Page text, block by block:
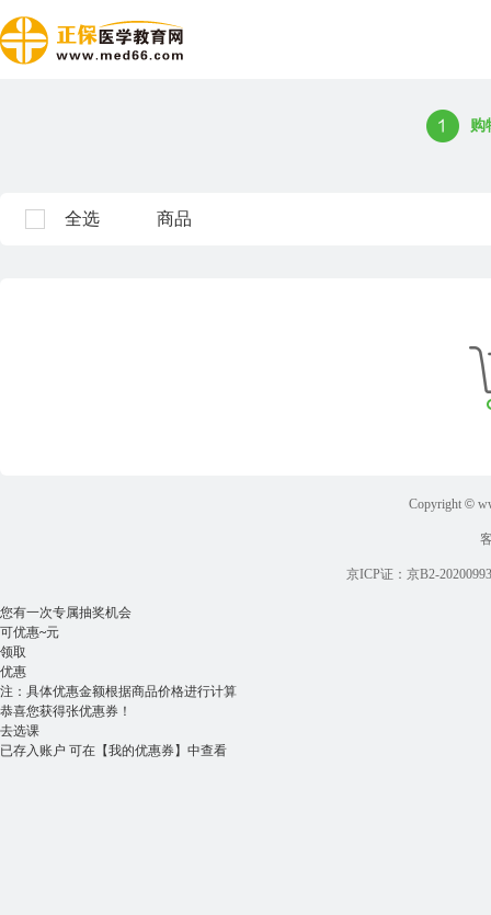
购
全选 商品
Copyright ©
京ICP证：京B2-20200993
您有一次专属抽奖机会
可优惠~元
领取
优惠
注：具体优惠金额根据商品价格进行计算
恭喜您获得张优惠券！
去选课
已存入账户 可在 【我的优惠券】 中查看